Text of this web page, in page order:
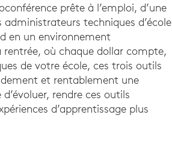
prête à l’emploi, d’une
techniques d’école
en un environnement
rentrée, où chaque dollar compte,
de votre école, ces trois outils
et rentablement une
rendre ces outils
d’apprentissage plus